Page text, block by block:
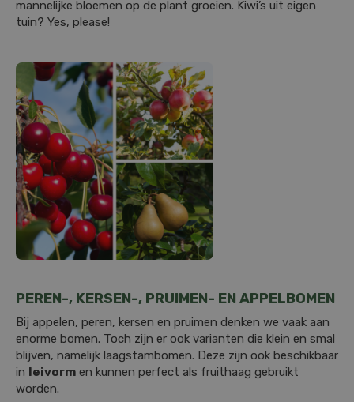
mannelijke bloemen op de plant groeien. Kiwi’s uit eigen
tuin? Yes, please!
PEREN-, KERSEN-, PRUIMEN- EN APPELBOMEN
Bij appelen, peren, kersen en pruimen denken we vaak aan
enorme bomen. Toch zijn er ook varianten die klein en smal
blijven, namelijk laagstambomen. Deze zijn ook beschikbaar
in leivorm en kunnen perfect als fruithaag gebruikt
worden.